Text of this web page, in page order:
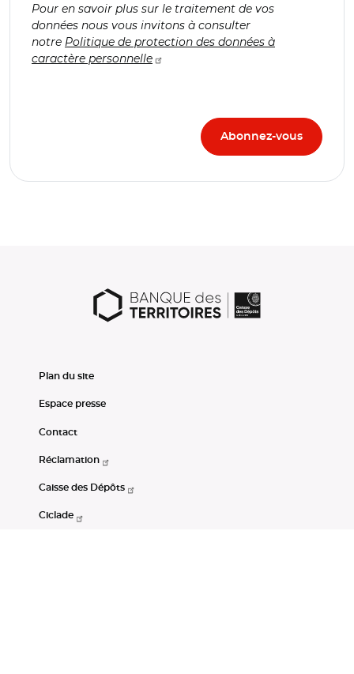
Pour en savoir plus sur le traitement de vos
données nous vous invitons à consulter
notre Politique de protection des données à
caractère personnelle
Plan du site
Espace presse
Contact
Réclamation
Caisse des Dépôts
Ciclade